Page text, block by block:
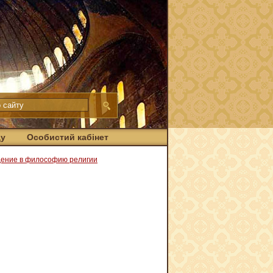
Особистий кабінет
в философию религии